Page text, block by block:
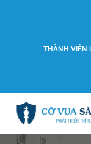
THÀNH VIÊN